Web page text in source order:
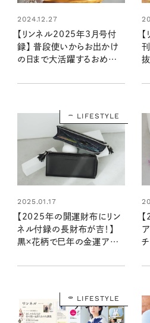
2024.12.27
【リンネル2025年3月号付
録】 普段使いからお出かけ
の日まで大活躍するおめかし
2025年3月号）
LIFESTYLE
2025.01.17
【2025年の開運財布にリン
ネル付録の長財布が吉！】
黒×花柄で巳年の金運アッ
録
チ
LIFESTYLE